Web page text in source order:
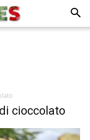
cioccolato